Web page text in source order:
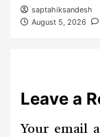
saptahiksandesh
August 5, 2026
Leave a
Your email